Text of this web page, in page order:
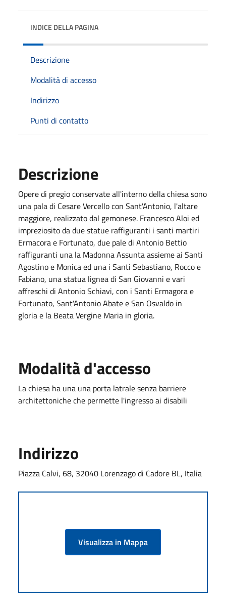
INDICE DELLA PAGINA
Descrizione
Modalità di accesso
Indirizzo
Punti di contatto
Descrizione
Opere di pregio conservate all'interno della chiesa sono
una pala di Cesare Vercello con Sant'Antonio, l'altare
maggiore, realizzato dal gemonese. Francesco Aloi ed
impreziosito da due statue raffiguranti i santi martiri
Ermacora e Fortunato, due pale di Antonio Bettio
raffiguranti una la Madonna Assunta assieme ai Santi
Agostino e Monica ed una i Santi Sebastiano, Rocco e
Fabiano, una statua lignea di San Giovanni e vari
affreschi di Antonio Schiavi, con i Santi Ermagora e
Fortunato, Sant'Antonio Abate e San Osvaldo in
gloria e la Beata Vergine Maria in gloria.
Modalità d'accesso
La chiesa ha una una porta latrale senza barriere
architettoniche che permette l'ingresso ai disabili
Indirizzo
Piazza Calvi, 68, 32040 Lorenzago di Cadore BL, Italia
Visualizza in Mappa